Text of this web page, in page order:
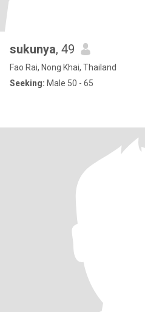
sukunya, 49
Fao Rai, Nong Khai, Thailand
Seeking: Male 50 - 65